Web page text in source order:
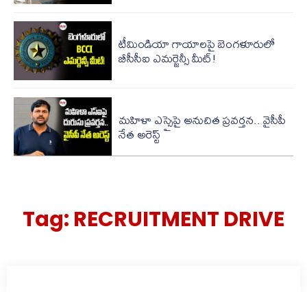
టీమిండియా గాయాలపై బెంగళూరులో
బీసీసీఐ ఎమర్జెన్సీ మీట్!
మహిళా ఎస్సైపై అనుచిత ప్రవర్తన.. వైసీపీ
నేత అరెస్ట్
Tag: RECRUITMENT DRIVE